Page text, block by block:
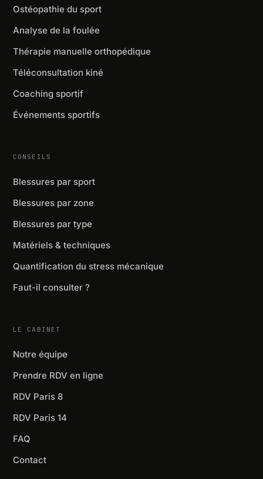
Ostéopathie du sport
Analyse de la foulée
Thérapie manuelle orthopédique
Téléconsultation kiné
Coaching sportif
Événements sportifs
CONSEILS
Blessures par sport
Blessures par zone
Blessures par type
Matériels & techniques
Quantification du stress mécanique
Faut-il consulter ?
LE CABINET
Notre équipe
Prendre RDV en ligne
RDV Paris 8
RDV Paris 14
FAQ
Contact